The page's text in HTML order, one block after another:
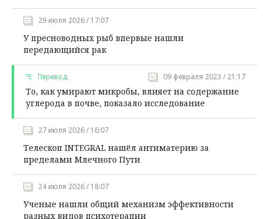
29 июля 2026 / 17:07
У пресноводных рыб впервые нашли
передающийся рак
Перевод 09 февраля 2023 / 21:17
То, как умирают микробы, влияет на содержание
углерода в почве, показало исследование
27 июля 2026 / 16:07
Телескоп INTEGRAL нашёл антиматерию за
пределами Млечного Пути
24 июля 2026 / 18:07
Ученые нашли общий механизм эффективности
разных видов психотерапии